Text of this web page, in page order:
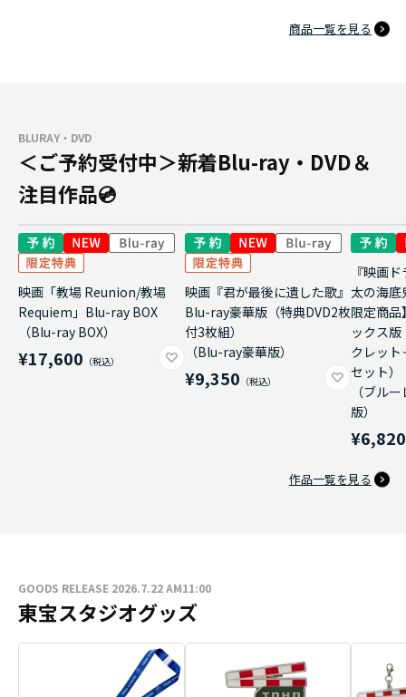
商品一覧を見る
BLURAY・DVD
＜ご予約受付中＞新着Blu-ray・DVD＆
注目作品💿
映画「教場 Reunion/教場
Requiem」Blu-ray BOX
（Blu-ray BOX）
¥17,600
映画『君が最後に遺した歌』
Blu-ray豪華版（特典DVD2枚
付3枚組）
（Blu-ray豪華版）
¥9,350
『映画
太の海底
限定商品
ックス
クレッ
セット）
（ブル
版）
¥6,820
作品一覧を見る
GOODS RELEASE 2026.7.22 AM11:00
東宝スタジオグッズ